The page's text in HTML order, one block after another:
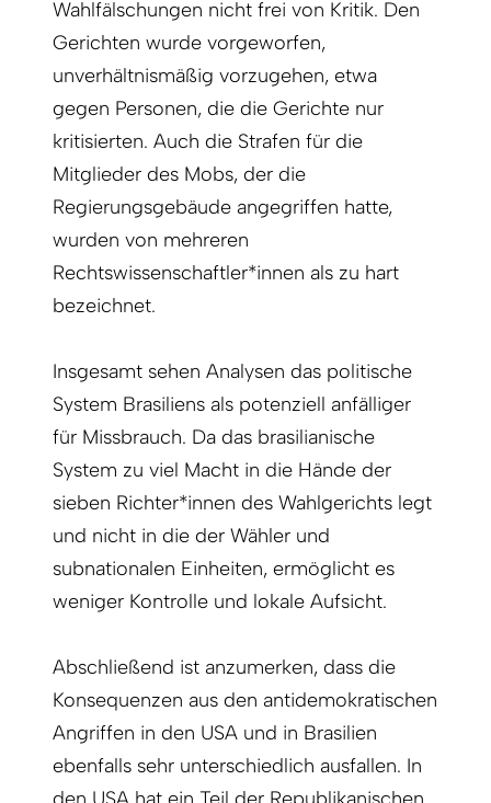
Wahlfälschungen nicht frei von Kritik. Den
Gerichten wurde vorgeworfen,
unverhältnismäßig vorzugehen, etwa
gegen Personen, die die Gerichte nur
kritisierten. Auch die Strafen für die
Mitglieder des Mobs, der die
Regierungsgebäude angegriffen hatte,
wurden von mehreren
Rechtswissenschaftler*innen als zu hart
bezeichnet.
Insgesamt sehen Analysen das politische
System Brasiliens als potenziell anfälliger
für Missbrauch. Da das brasilianische
System zu viel Macht in die Hände der
sieben Richter*innen des Wahlgerichts legt
und nicht in die der Wähler und
subnationalen Einheiten, ermöglicht es
weniger Kontrolle und lokale Aufsicht.
Abschließend ist anzumerken, dass die
Konsequenzen aus den antidemokratischen
Angriffen in den USA und in Brasilien
ebenfalls sehr unterschiedlich ausfallen. In
den USA hat ein Teil der Republikanischen